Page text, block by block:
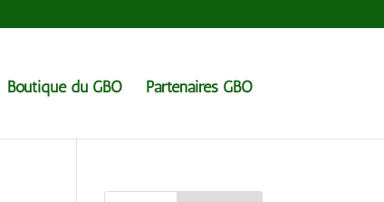
Boutique du GBO Partenaires GBO